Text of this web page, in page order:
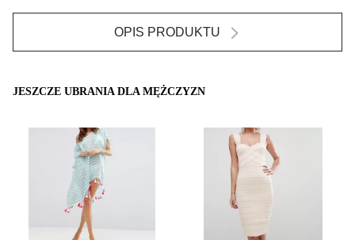
OPIS PRODUKTU
JESZCZE UBRANIA DLA MĘŻCZYZN